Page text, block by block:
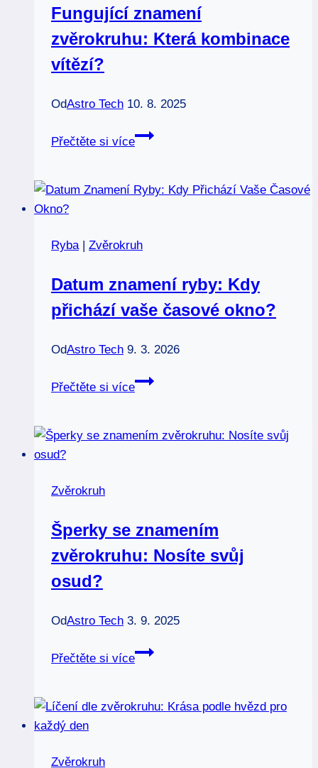
ryba:
Výzva
Fungující znamení
zvěrokruhu: Která kombinace
vítězí?
OdAstro Tech 10. 8. 2025
Přečtěte si více
Fungující
Která
Ryba| Zvěrokruh
Datum znamení ryby: Kdy
přichází vaše časové okno?
OdAstro Tech 9. 3. 2026
Přečtěte si více
Datum
Kdy
Zvěrokruh
Šperky se znamením
zvěrokruhu: Nosíte svůj
osud?
OdAstro Tech 3. 9. 2025
Přečtěte si více
Šperky
zvěrokruhu:
Zvěrokruh